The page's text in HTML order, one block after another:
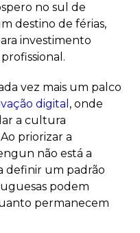
no sul de
destino de férias,
investimento
vez mais um palco
digital , onde
a cultura
priorizar a
não está a
definir um padrão
podem
permanecem